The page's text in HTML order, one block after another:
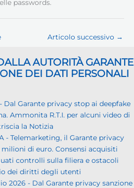
passwords.
Articolo successivo →
AUTORITÀ GARANTE
DEI DATI PERSONALI
Dal Garante privacy stop ai deepfake
Ammonita R.T.I. per alcuni video di
la Notizia
- Telemarketing, il Garante privacy
milioni di euro. Consensi acquisiti
controlli sulla filiera e ostacoli
dei diritti degli utenti
2026 - Dal Garante privacy sanzione